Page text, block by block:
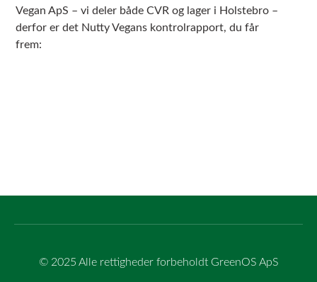
Vegan ApS – vi deler både CVR og lager i Holstebro –
derfor er det Nutty Vegans kontrolrapport, du får
frem:
© 2025 Alle rettigheder forbeholdt GreenOS ApS